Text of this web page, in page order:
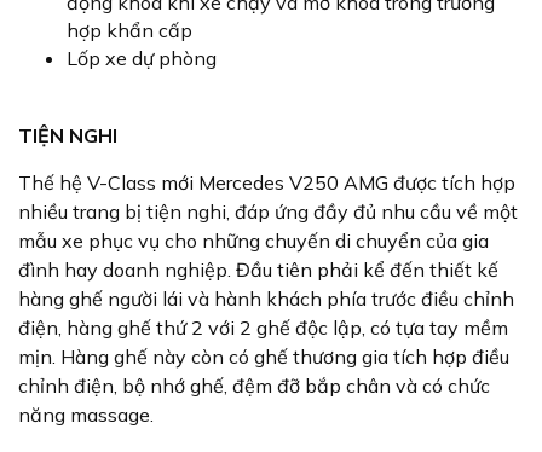
hợp khẩn cấp
Lốp xe dự phòng
TIỆN NGHI
Thế hệ V-Class mới Mercedes V250 AMG được tích hợp
nhiều trang bị tiện nghi, đáp ứng đầy đủ nhu cầu về một
mẫu xe phục vụ cho những chuyến di chuyển của gia
đình hay doanh nghiệp. Đầu tiên phải kể đến thiết kế
hàng ghế người lái và hành khách phía trước điều chỉnh
điện, hàng ghế thứ 2 với 2 ghế độc lập, có tựa tay mềm
mịn. Hàng ghế này còn có ghế thương gia tích hợp điều
chỉnh điện, bộ nhớ ghế, đệm đỡ bắp chân và có chức
năng massage.